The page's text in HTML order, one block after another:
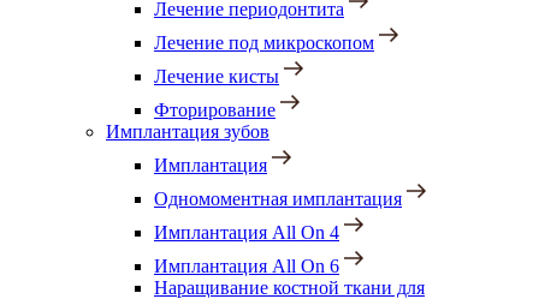
Лечение периодонтита
Лечение под микроскопом
Лечение кисты
Фторирование
Имплантация зубов
Имплантация
Одномоментная имплантация
Имплантация All On 4
Имплантация All On 6
Наращивание костной ткани для